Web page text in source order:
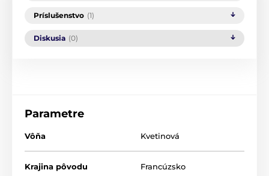
Príslušenstvo (1)
Diskusia (0)
Parametre
Vôňa Kvetinová
Krajina pôvodu Francúzsko